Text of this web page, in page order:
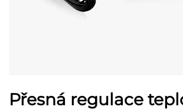
Přesná regulace